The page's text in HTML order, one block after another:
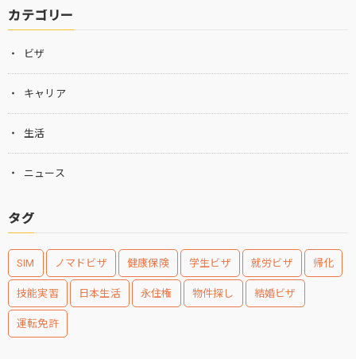
カテゴリー
ビザ
キャリア
生活
ニュース
タグ
SIM ノマドビザ 健康保険 学生ビザ 就労ビザ 帰化
技能実習 日本生活 永住権 物件探し 結婚ビザ
運転免許